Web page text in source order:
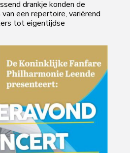
drankje konden de
een repertoire, variërend
tot eigentijdse